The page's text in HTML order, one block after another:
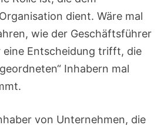
dient. Wäre mal
wie der Geschäftsführer
Entscheidung trifft, die
Inhabern mal
von Unternehmen, die